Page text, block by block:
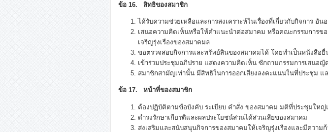
ข้อ 16. สิทธิของสมาชิก
ได้รับความช่วยเหลือและการสงเคราะห์ในเรื่องที่เกี่ยวกับกิจการ
เสนอความคิดเห็นหรือให้คำแนะนำต่อสมาคม หรือคณะกรรมการข
เจริญรุ่งเรืองของสมาคมล
ขอตรวจสอบกิจการและทรัพย์สินของสมาคมได้ โดยทำเป็นหนังสือยื่
เข้าร่วมประชุมอภิปราย แสดงความคิดเห็น ซักถามกรรมการเสนอ
สมาชิกสามัญเท่านั้น มีสิทธิในการออกเสียงลงคะแนนในที่ประชุม แ
ข้อ 17. หน้าที่ของสมาชิก
ต้องปฏิบัติตามข้อบังคับ ระเบียบ คำสั่ง ของสมาคม มติที่ประชุมให
ดำรงรักษาเกียรติและผลประโยชน์ส่วนได้ส่วนเสียของสมาคม
ส่งเสริมและสนับสนุนกิจการของสมาคมให้เจริญรุ่งเรืองและมีความ